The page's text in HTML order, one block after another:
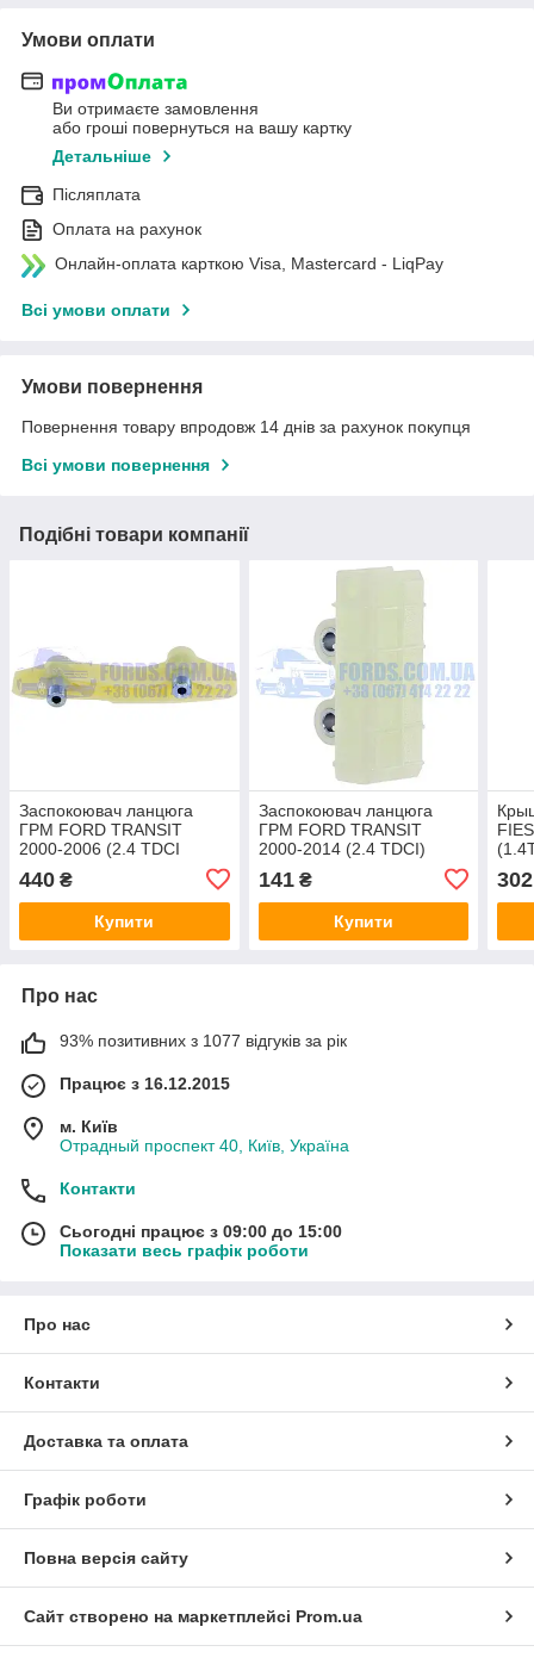
Умови оплати
Ви отримаєте замовлення
або гроші повернуться на вашу картку
Детальніше
Післяплата
Оплата на рахунок
Онлайн-оплата карткою Visa, Mastercard - LiqPay
Всі умови оплати
Умови повернення
Повернення товару впродовж 14 днів за рахунок покупця
Всі умови повернення
Подібні товари компанії
Заспокоювач ланцюга
ГРМ FORD TRANSIT
2000-2006 (2.4 TDCI
440 ₴
Купити
Заспокоювач ланцюга
ГРМ FORD TRANSIT
2000-2014 (2.4 TDCI)
(1112292/YC1Q6M256AB/331405)
CABU
141₴
Купити
302
Про нас
93% позитивних з 1077 відгуків за рік
Працює з 16.12.2015
м. Київ
Отрадный проспект 40, Київ, Україна
Контакти
Сьогодні працює з 09:00 до 15:00
Показати весь графік роботи
Про нас
Контакти
Доставка та оплата
Графік роботи
Повна версія сайту
Сайт створено на маркетплейсі Prom.ua